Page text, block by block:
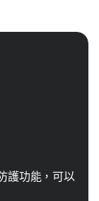
護功能，可以